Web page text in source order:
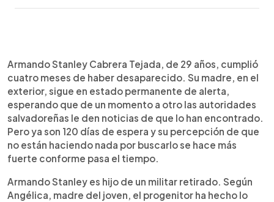
► Escuchar artículo
Armando Stanley Cabrera Tejada, de 29 años, cumplió
cuatro meses de haber desaparecido. Su madre, en el
exterior, sigue en estado permanente de alerta,
esperando que de un momento a otro las autoridades
salvadoreñas le den noticias de que lo han encontrado.
Pero ya son 120 días de espera y su percepción de que
no están haciendo nada por buscarlo se hace más
fuerte conforme pasa el tiempo.
Armando Stanley es hijo de un militar retirado. Según
Angélica, madre del joven, el progenitor ha hecho lo